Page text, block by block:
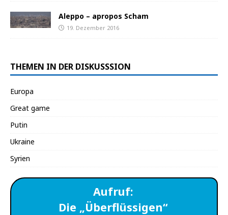
Aleppo – apropos Scham
19. Dezember 2016
THEMEN IN DER DISKUSSSION
Europa
Great game
Putin
Ukraine
Syrien
Aufruf:
Die „Überflüssigen“